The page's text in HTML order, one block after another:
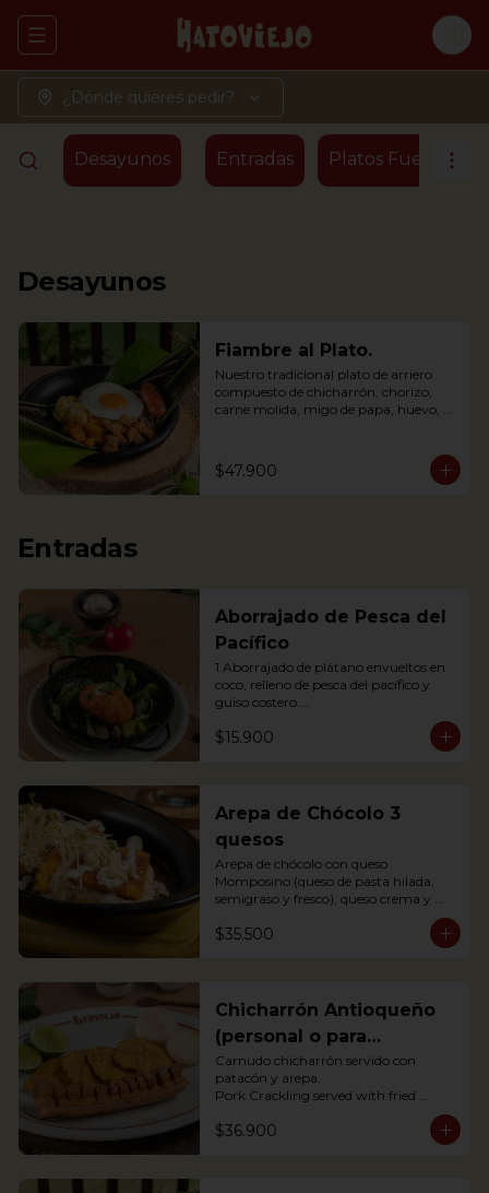
Abrir menu de navegación
¿Dónde quieres pedir?
Desayunos Entradas Platos Fuertes -
Desayunos
Fiambre al Plato.
Nuestro tradicional plato de arriero
compuesto de chicharrón, chorizo,
carne molida, migo de papa, huevo,
$47.900
Entradas
Aborrajado de Pesca del
Pacífico
1 Aborrajado de plátano envueltos en
coco, relleno de pesca del pacífico y
guiso costero.
Pesca según disponibilidad: Dorado o
Bravo
$15.900
Arepa de Chócolo 3
quesos
Arepa de chócolo con queso
Momposino (queso de pasta hilada,
semigraso y fresco), queso crema y
$35.500
Chicharrón Antioqueño
(personal o para
compartir)
Carnudo chicharrón servido con
patacón y arepa.
Pork Crackling served with fried
*Arepa de mote: no hay disponibilidad
$36.900